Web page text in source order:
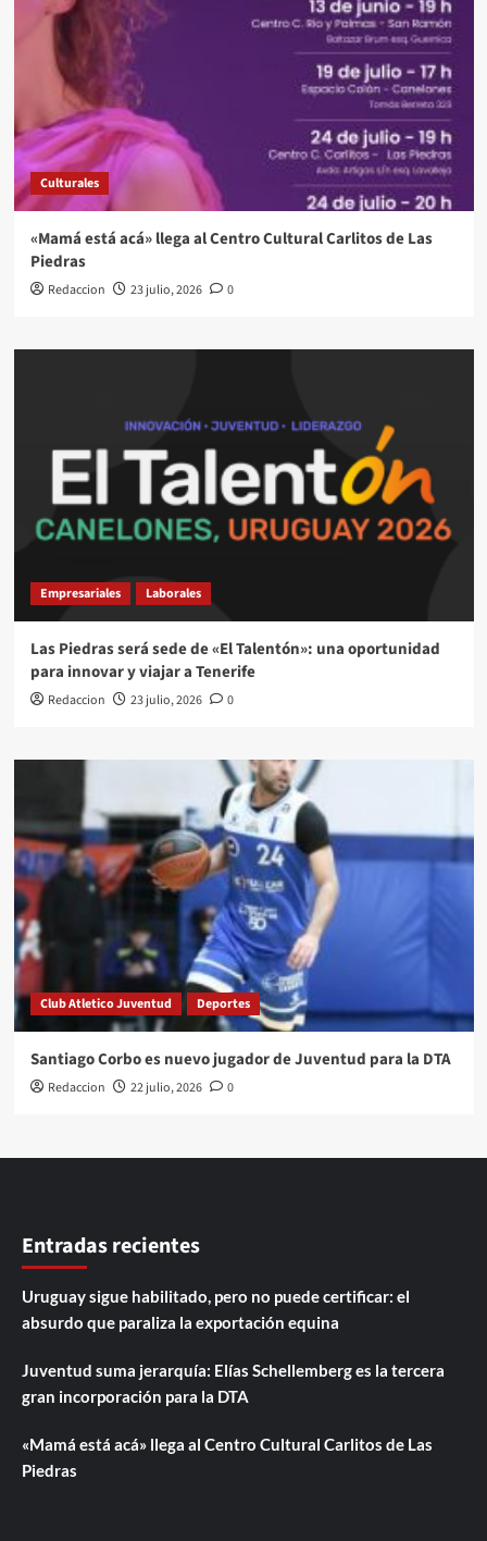
Culturales
«Mamá está acá» llega al Centro Cultural Carlitos de Las
Piedras
Redaccion 23 julio, 2026 0
Empresariales Laborales
Las Piedras será sede de «El Talentón»: una oportunidad
para innovar y viajar a Tenerife
Redaccion 23 julio, 2026 0
Club Atletico Juventud Deportes
Santiago Corbo es nuevo jugador de Juventud para la DTA
Redaccion 22 julio, 2026 0
Entradas recientes
Uruguay sigue habilitado, pero no puede certificar: el
absurdo que paraliza la exportación equina
Juventud suma jerarquía: Elías Schellemberg es la tercera
gran incorporación para la DTA
«Mamá está acá» llega al Centro Cultural Carlitos de Las
Piedras